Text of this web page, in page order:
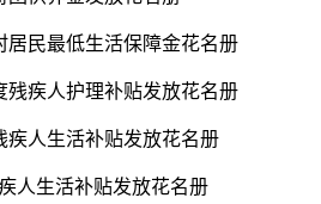
民最低生活保障金花名册
疾人护理补贴发放花名册
人生活补贴发放花名册
人生活补贴发放花名册